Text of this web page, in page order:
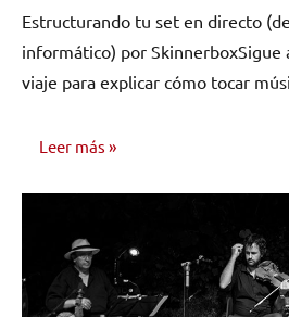
comentarios
Estructurando tu set en directo
informático) por SkinnerboxSigue
viaje para explicar cómo tocar
Leer más
PARA
MÚSICOS